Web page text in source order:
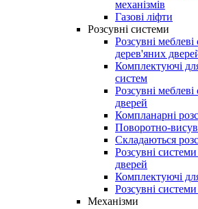
механізмів
Газові ліфти
Розсувні системи
Розсувні
дерев'яних
Комплектуючі
систем
Розсувні
дверей
Компланарні
Поворотно-
Складаються
Розсувні
дверей
Комплектуючі
Розсувні
Механізми